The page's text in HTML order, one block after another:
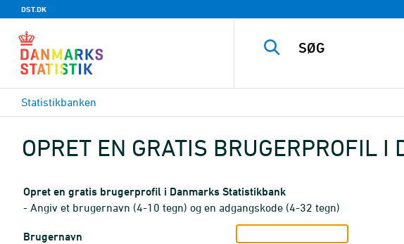
DST.DK
Statistikbanken
OPRET EN GRATIS BRUGERPROFIL
Opret en gratis brugerprofil i Danmarks Statistikbank
- Angiv et brugernavn (4-10 tegn) og en adgangskode (4-32 tegn)
Brugernavn